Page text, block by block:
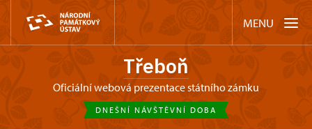
MENU
Třeboň
oficiální webová prezentace státního zámku
DNEŠNÍ NÁVŠTĚVNÍ DOBA